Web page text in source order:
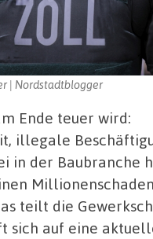
| Nordstadtblogger
Ende teuer wird:
illegale
in der Baubranche
Millionenschaden
teilt die
sich auf eine